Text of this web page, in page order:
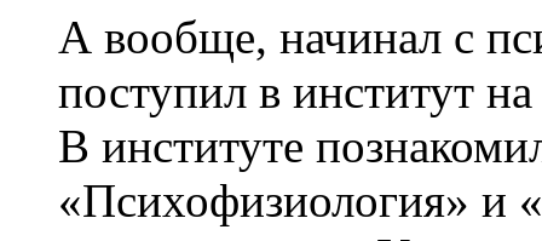
А вообще, начинал с
поступил в институт
В институте
«Психофизиология» и